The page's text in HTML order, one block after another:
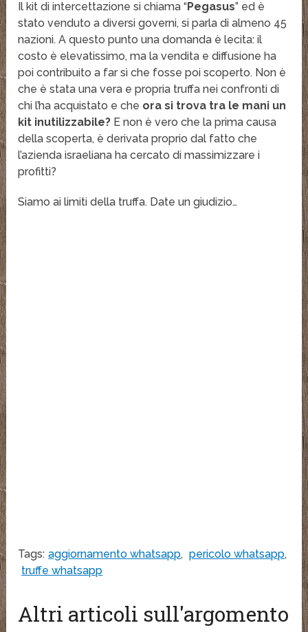
Il kit di intercettazione si chiama “Pegasus” ed è
stato venduto a diversi governi, si parla di almeno 45
nazioni. A questo punto una domanda è lecita: il
costo è elevatissimo, ma la vendita e diffusione ha
poi contribuito a far sì che fosse poi scoperto. Non è
che è stata una vera e propria truffa nei confronti di
chi l’ha acquistato e che ora si trova tra le mani un
kit inutilizzabile? E non è vero che la prima causa
della scoperta, è derivata proprio dal fatto che
l’azienda israeliana ha cercato di massimizzare i
profitti?
Siamo ai limiti della truffa. Date un giudizio…
Tags: aggiornamento whatsapp, pericolo whatsapp,
truffe whatsapp
Altri articoli sull'argomento